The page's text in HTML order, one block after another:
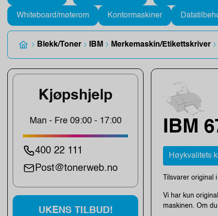
Whiteboard/møterom Kontormaskiner
Blekk/Toner IBM Merkemaskin/Etikettskriver
Kjøpshjelp
Man - Fre 09:00 - 17:00
400 22 111
Post@tonerweb.no
UKENS TILBUD!
IBM
Høykvalitets
Tilsvarer original
Vi har kun
maskinen. Om